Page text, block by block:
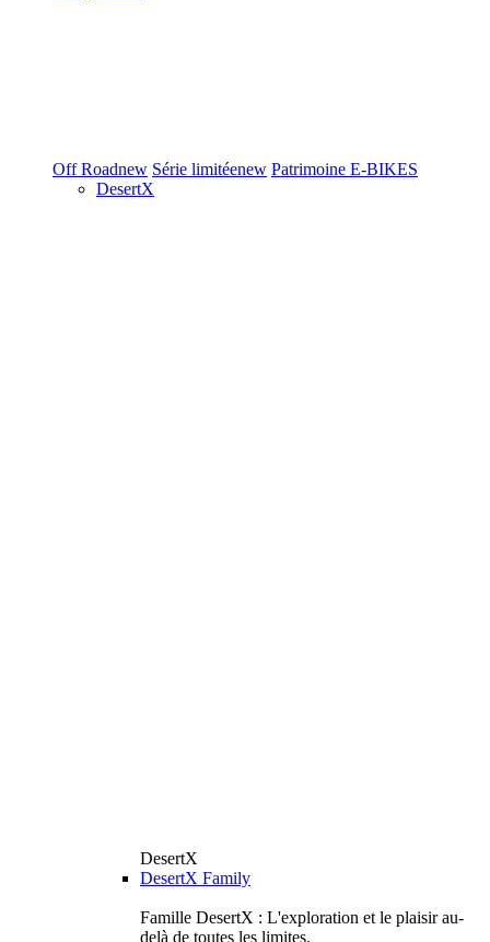
Off Roadnew Série limitéenew Patrimoine E-BIKES
DesertX
DesertX
DesertX Family
Famille DesertX : L'exploration et le plaisir au-
delà de toutes les limites.